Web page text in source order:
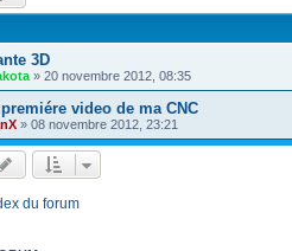
3D
» 20 novembre 2012, 08:35
video de ma CNC
» 08 novembre 2012, 23:21
du forum